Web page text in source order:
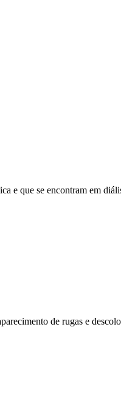
e que se encontram em
de rugas e